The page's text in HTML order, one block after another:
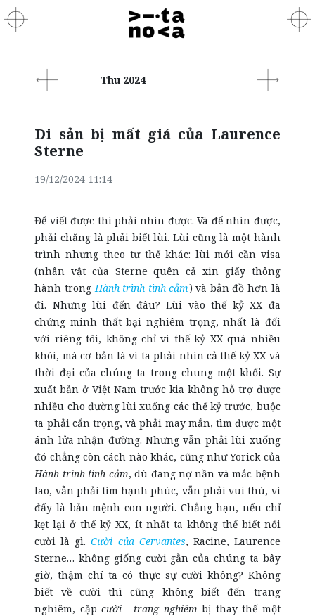
Thu 2024
Di sản bị mất giá của Laurence
Sterne
19/12/2024 11:14
Để viết được thì phải nhìn được. Và để nhìn được,
phải chăng là phải biết lùi. Lùi cũng là một hành
trình nhưng theo tư thế khác: lùi mới cần visa
(nhân vật của Sterne quên cả xin giấy thông
hành trongHành trình tình cảm) và bản đồ hơn là
đi. Nhưng lùi đến đâu? Lùi vào thế kỷ XX đã
chứng minh thất bại nghiêm trọng, nhất là đối
với riêng tôi, không chỉ vì thế kỷ XX quá nhiều
khói, mà cơ bản là vì ta phải nhìn cả thế kỷ XX và
thời đại của chúng ta trong chung một khối. Sự
xuất bản ở Việt Nam trước kia không hỗ trợ được
nhiều cho đường lùi xuống các thế kỷ trước, buộc
ta phải cẩn trọng, và phải may mắn, tìm được một
ánh lửa nhận đường. Nhưng vẫn phải lùi xuống
đó chẳng còn cách nào khác, cũng như Yorick của
Hành trình tình cảm, dù đang nợ nần và mắc bệnh
lao, vẫn phải tìm hạnh phúc, vẫn phải vui thú, vì
đấy là bản mệnh con người. Chẳng hạn, nếu chỉ
kẹt lại ở thế kỷ XX, ít nhất ta không thể biết nổi
cười là gì.Cười của Cervantes, Racine, Laurence
Sterne… không giống cười gằn của chúng ta bây
giờ, thậm chí ta có thực sự cười không? Không
biết về cười thì cũng không biết đến trang
nghiêm, cặpcười - trang nghiêm bị thay thế một